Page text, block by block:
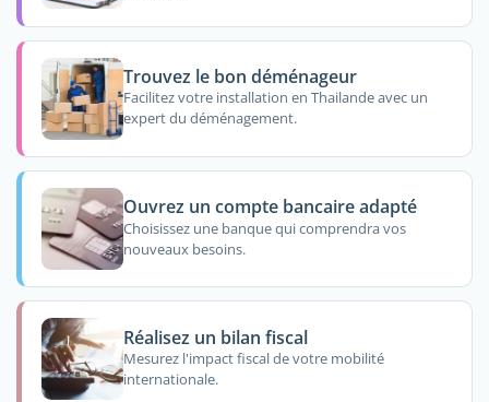
Trouvez le bon déménageur
Facilitez votre installation en Thailande avec un
expert du déménagement.
Ouvrez un compte bancaire adapté
Choisissez une banque qui comprendra vos
nouveaux besoins.
Réalisez un bilan fiscal
Mesurez l'impact fiscal de votre mobilité
internationale.